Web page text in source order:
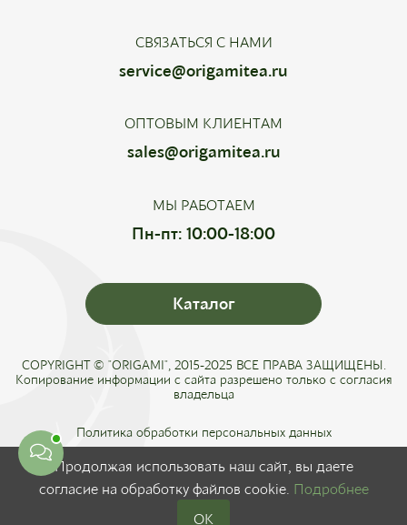
СВЯЗАТЬСЯ С НАМИ
service@origamitea.ru
ОПТОВЫМ КЛИЕНТАМ
sales@origamitea.ru
МЫ РАБОТАЕМ
Пн-пт: 10:00-18:00
Каталог
COPYRIGHT © "ORIGAMI", 2015-2025 ВСЕ ПРАВА ЗАЩИЩЕНЫ.
Копирование информации с сайта разрешено только с согласия
владельца
Политика обработки персональных данных
Публичная оферта
Продолжая использовать наш сайт, вы даете
согласие на обработку файлов cookie. Подробнее
OK